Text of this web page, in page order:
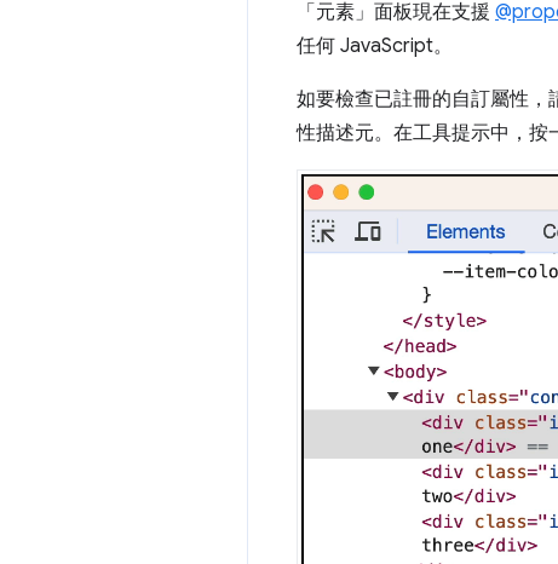
「元素」 面板現在支援
任何 JavaScript。
如要檢查已註冊的自訂屬性，
性描述元。在工具提示中，按